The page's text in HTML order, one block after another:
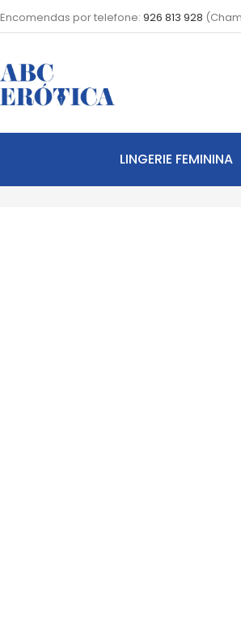
Encomendas por telefone: 926 813 928
LINGERIE FEMININA